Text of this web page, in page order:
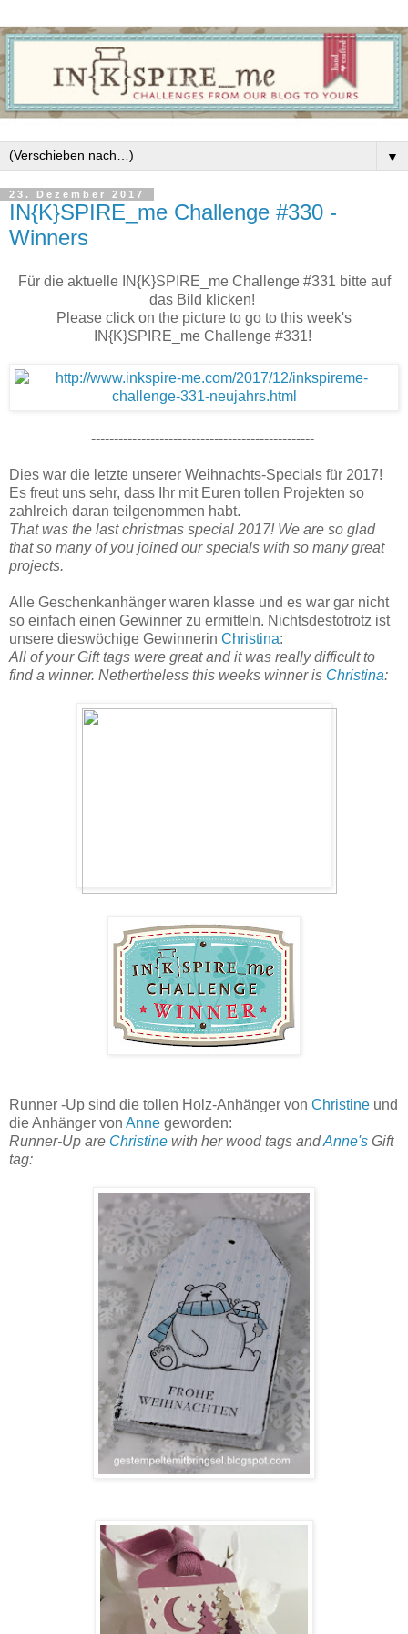
▼
23. Dezember 2017
IN{K}SPIRE_me Challenge #330 -
Winners
Für die aktuelle IN{K}SPIRE_me Challenge #331 bitte auf
das Bild klicken!
Please click on the picture to go to this week's
IN{K}SPIRE_me Challenge #331!
-------------------------------------------------
Dies war die letzte unserer Weihnachts-Specials für 2017!
Es freut uns sehr, dass Ihr mit Euren tollen Projekten so
zahlreich daran teilgenommen habt.
That was the last christmas special 2017! We are so glad
that so many of you joined our specials with so many great
projects.
Alle Geschenkanhänger waren klasse und es war gar nicht
so einfach einen Gewinner zu ermitteln. Nichtsdestotrotz ist
unsere dieswöchige Gewinnerin Christina:
All of your Gift tags were great and it was really difficult to
find a winner. Nethertheless this weeks winner is Christina:
Runner -Up sind die tollen Holz-Anhänger von Christine und
die Anhänger von Anne geworden:
Runner-Up are Christine with her wood tags andAnne's Gift
tag: